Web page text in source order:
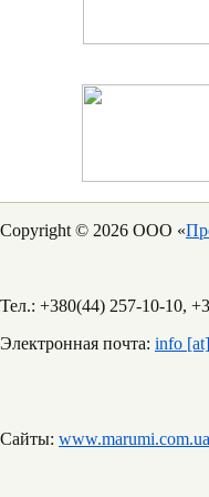
Copyright © 2026 ООО «
Тел.: +380(44) 257-10-10,
Электронная почта: info
Сайты: www.marumi.com.ua